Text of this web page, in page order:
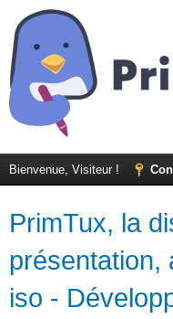
Bienvenue, Visiteur !
PrimTux, la
présentation,
iso -